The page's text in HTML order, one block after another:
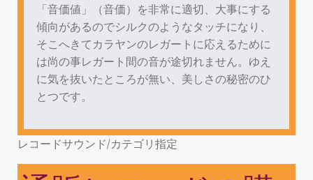
「音価値」（音価）を非常に適切、大事にする
傾向があるのでシルクのようなタッチになり、
そこへきてカラヤンのレガートに応えるために
は尚の事レガート間の音が途切れません。ゆえ
に気を抜いたところが無い、美しさの秘密のひ
とつです。
レコードサウンド/カテゴリ指定